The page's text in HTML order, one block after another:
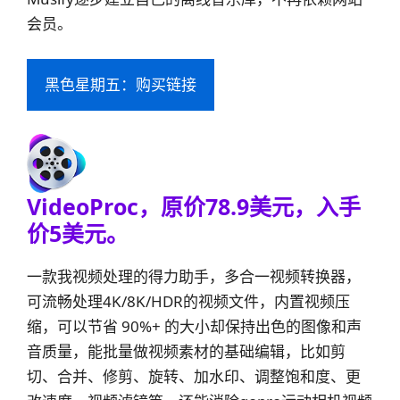
会员。
黑色星期五：购买链接
VideoProc，原价78.9美元，入手
价5美元。
一款我视频处理的得力助手，多合一视频转换器，
可流畅处理4K/8K/HDR的视频文件，内置视频压
缩，可以节省 90%+ 的大小却保持出色的图像和声
音质量，能批量做视频素材的基础编辑，比如剪
切、合并、修剪、旋转、加水印、调整饱和度、更